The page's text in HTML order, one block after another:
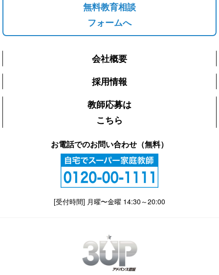
無料教育相談
フォームへ
会社概要
採用情報
教師応募は
こちら
お電話でのお問い合わせ（無料）
[受付時間] 月曜〜金曜 14:30～20:00